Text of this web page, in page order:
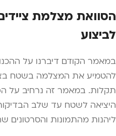
הסוואת מצלמת
לביצוע
במאמר הקודם דיברנו על
להטמיע את המצלמה בשטח
תקלות. במאמר זה נרחיב על
היציאה לשטח עד שלב הבדיקות
ליהנות מהתמונות